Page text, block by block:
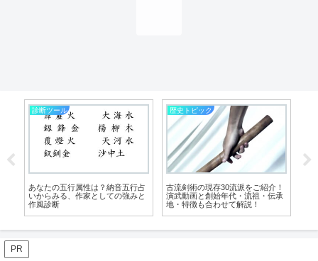
武道のこと
刀身が鞘から簡単に抜けないのは
なぜ？ 刀を鞘に固定する小さな部
品、“鎺（はばき）”を解説！
物書きばなし
歴史・時代小説の創作テクニック
６選！効果的な架空キャラ設定や
「資料」と「史料」の扱いなどを
PR